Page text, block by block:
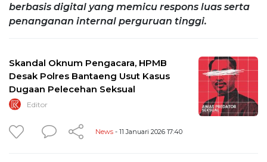
berbasis digital yang memicu respons luas serta
penanganan internal perguruan tinggi.
‎Skandal Oknum Pengacara, HPMB
Desak Polres Bantaeng Usut Kasus
Dugaan Pelecehan Seksual
Editor
News - 11 Januari 2026 17:40